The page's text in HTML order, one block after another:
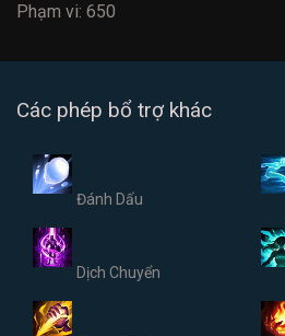
Phạm vi: 650
Các phép bổ trợ khác
Đánh Dấu
Dịch Chuyển